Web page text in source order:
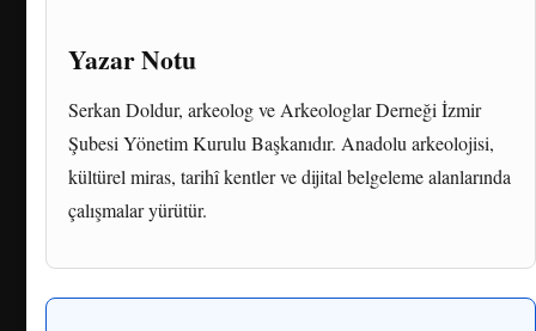
Yazar Notu
Serkan Doldur, arkeolog ve Arkeologlar Derneği İzmir
Şubesi Yönetim Kurulu Başkanıdır. Anadolu arkeolojisi,
kültürel miras, tarihî kentler ve dijital belgeleme alanlarında
çalışmalar yürütür.